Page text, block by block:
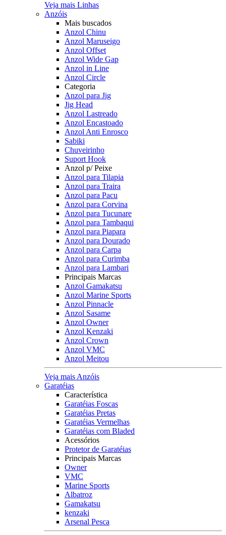
Veja mais Linhas
Anzóis
Mais buscados
Anzol Chinu
Anzol Maruseigo
Anzol Offset
Anzol Wide Gap
Anzol in Line
Anzol Circle
Categoria
Anzol para Jig
Jig Head
Anzol Lastreado
Anzol Encastoado
Anzol Anti Enrosco
Sabiki
Chuveirinho
Suport Hook
Anzol p/ Peixe
Anzol para Tilapia
Anzol para Traira
Anzol para Pacu
Anzol para Corvina
Anzol para Tucunare
Anzol para Tambaqui
Anzol para Piapara
Anzol para Dourado
Anzol para Carpa
Anzol para Curimba
Anzol para Lambari
Principais Marcas
Anzol Gamakatsu
Anzol Marine Sports
Anzol Pinnacle
Anzol Sasame
Anzol Owner
Anzol Kenzaki
Anzol Crown
Anzol VMC
Anzol Meitou
Veja mais Anzóis
Garatéias
Característica
Garatéias Foscas
Garatéias Pretas
Garatéias Vermelhas
Garatéias com Bladed
Acessórios
Protetor de Garatéias
Principais Marcas
Owner
VMC
Marine Sports
Albatroz
Gamakatsu
kenzaki
Arsenal Pesca